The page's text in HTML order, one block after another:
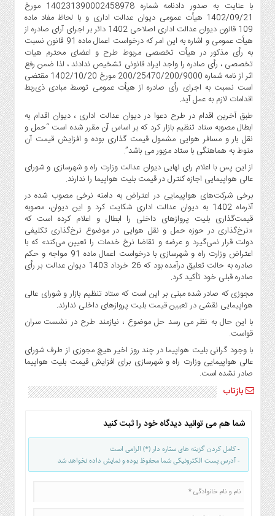
الملل
نگاه
روز
گوناگون
با عنایت به صدور دادنامه شماره 140231390002458978 مورخ
1402/09/21 هیأت عمومی دیوان عدالت اداری و با لحاظ مفاد ماده
109 قانون دیوان عدالت اداری اصلاحی 1402 دائر بر اجرای آرای صادره از
هیأت عمومی و اشاره به این امر که درخواست اعمال ماده 91 قانون نسبت
به رأی مذکور در هیأت تخصصی مربوط طرح و اعضای محترم هیات
تخصصی ، رأی صادره را واجد ایراد قانونی تشخیص ندادند ، لذا ضمن رفع
اثر از نامه شماره 200/25470/200/9000 مورخ 1402/10/20 مقتضی
است نسبت به اجرای رأی صادره از هیأت عمومی توسط مبادی ذی‌ربط
اقدامات لازم به عمل آید.
طبق آخرین اقدام در طرح دعوا در دیوان عدالت اداری ، دیوان اقدام به
ابطال مصوبه ستاد تنظیم بازار کرد که بر اساس آن مقرر شده است “حمل و
نقل بار و مسافر هوایی مشمول قیمت گذاری بوده و افزایش قیمت آن
منوط به هماهنگی با ستاد مزبور می باشد”.
از این پس با اعلام رای نهایی دیوان عدالت وزارت راه و شهرسازی و شورای
عالی هواپیمایی اجازه کنترل در قیمت بلیت هواپیما را ندارند.
برخی شرکت‌‌های هواپیمایی در اعتراض به دامنه نرخی مصوب شده در
آذرماه 1402 به دیوان عدالت اداری شکایت کرد و این دیوان، مصوبه
قیمت‌گذاری بلیت پروازهای داخلی را ابطال و اعلام کرده است که
«نرخ‌گذاری در حوزه حمل‌ و نقل هوایی در ‌موضوع نرخ‌گذاری تکلیفی
دولت قرار نمی‌گیرد و‌ عرضه و تقاضا نرخ خدمات را تعیین می‌کند» که با
اعتراض وزارت راه و شهرسازی با درخواست اعمال ماده 91 مواجه و حکم
صادره به حالت تعلیق درآمده بود که 26 خرداد 1403 دیوان عدالت بر رأی
صادره قبلی خود تأکید کرد.
مجوزی که صادر شده مبنی بر این است که ستاد تنظیم بازار و شورای عالی
هواپیمایی نقشی در تعیین قیمت بلیت پروازهای داخلی ندارند.
با این حال به نظر می رسد حل موضوع ، نیازمند طرح در نشست سران
قواست.
با وجود گرانی بلیت هواپیما در چند روز اخیر هیچ مجوزی از طرف شورای
عالی هواپیمایی وزارت راه و شهرسازی برای افزایش قیمت بلیت هواپیما
صادر نشده است.
بازتاب
شما هم می توانید دیدگاه خود را ثبت کنید
- کامل کردن گزینه های ستاره دار (*) الزامی است
- آدرس پست الکترونیکی شما محفوظ بوده و نمایش داده نخواهد شد